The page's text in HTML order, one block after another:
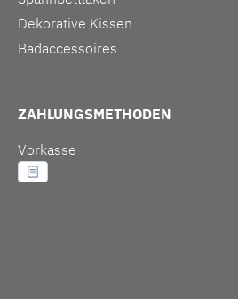
Dekorative Kissen
Badaccessoires
ZAHLUNGSMETHODEN
Vorkasse